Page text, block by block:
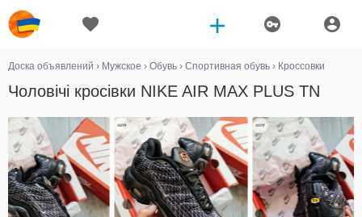
Доска объявлений › Мужское › Обувь › Спортивная обувь › Кроссовки
Чоловічі кросівки NIKE AIR MAX PLUS TN